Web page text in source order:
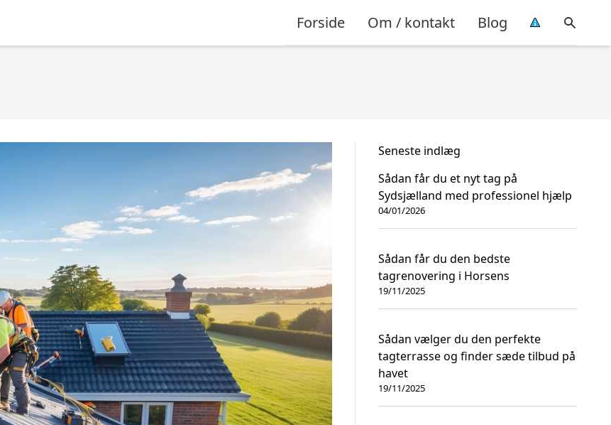
Forside Om / kontakt Blog
Seneste indlæg
Sådan får du et nyt tag på
Sydsjælland med professionel hjælp
04/01/2026
Sådan får du den bedste
tagrenovering i Horsens
19/11/2025
Sådan vælger du den perfekte
tagterrasse og finder sæde tilbud på
havet
19/11/2025